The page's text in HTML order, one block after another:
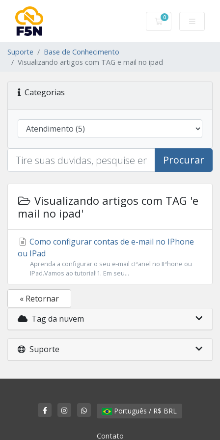
0
Carrinho de
Suporte
Base de Conhecimento
Visualizando artigos com TAG e mail no ipad
Categorias
Procurar
Visualizando artigos com TAG 'e
mail no ipad'
Como configurar contas de e-mail no IPhone
ou IPad
Aprenda a configurar o seu e-mail cPanel no IPhone ou
IPad.Vamos ao tutorial!1. Em seu...
« Retornar
Tag da nuvem
Suporte
Português / R$ BRL
Contato